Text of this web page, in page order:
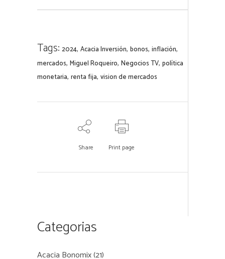
Tags: 2024, Acacia Inversión, bonos, inflación,
mercados, Miguel Roqueiro, Negocios TV, política
monetaria, renta fija, vision de mercados
Share Print page
Categorias
Acacia Bonomix(21)